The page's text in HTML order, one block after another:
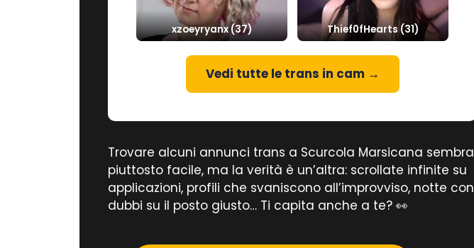
xzoeyryanx (37) Thief0fHearts (31)
Vedi tutte le trans in cam →
Trovare alcuni annunci trans a Scurcola Marsicana sembra
piuttosto facile, ma la verità è un’altra: scrollate infinite su
applicazioni, profili che svaniscono all’improvviso, notte con
dubbi su il posto giusto… Ti capita anche a te? 👀